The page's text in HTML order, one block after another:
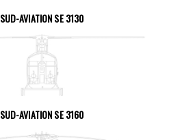
SUD-AVIATION SE 3130
SUD-AVIATION SE 3160